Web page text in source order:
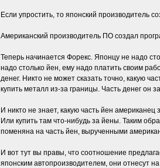
Если упростить, то японский производитель
Американский производитель ПО создал
Теперь начинается Форекс. Японцу не надо
надо столько йен, ему надо платить своим
денег. Никто не может сказать точно, какую
купить металл из-за границы. Часть денег он
И никто не знает, какую часть йен
Или купить там что-нибудь за йены. Таким
поменяна на часть йен, вырученными
И вот тут вы правы, что соотношение
японским автопроизводителем, они отнесут